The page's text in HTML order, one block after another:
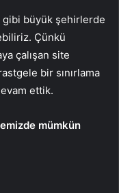
büyük şehirlerde
Çünkü
çalışan site
bir sınırlama
ettik.
mümkün